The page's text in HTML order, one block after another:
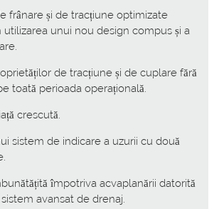
frânare și de tracțiune optimizate
unui nou design compus și a
de tracțiune și de cuplare fără
toată perioada operațională.
crescută.
sistem de indicare a uzurii cu două
împotriva acvaplanării datorită
avansat de drenaj.